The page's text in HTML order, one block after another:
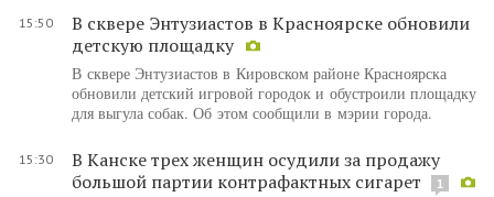
15:50
В сквере Энтузиастов в Красноярске обновили
детскую площадку
В сквере Энтузиастов в Кировском районе Красноярска
обновили детский игровой городок и обустроили площадку
для выгула собак. Об этом сообщили в мэрии города.
15:30
В Канске трех женщин осудили за продажу
большой партии контрафактных сигарет
1